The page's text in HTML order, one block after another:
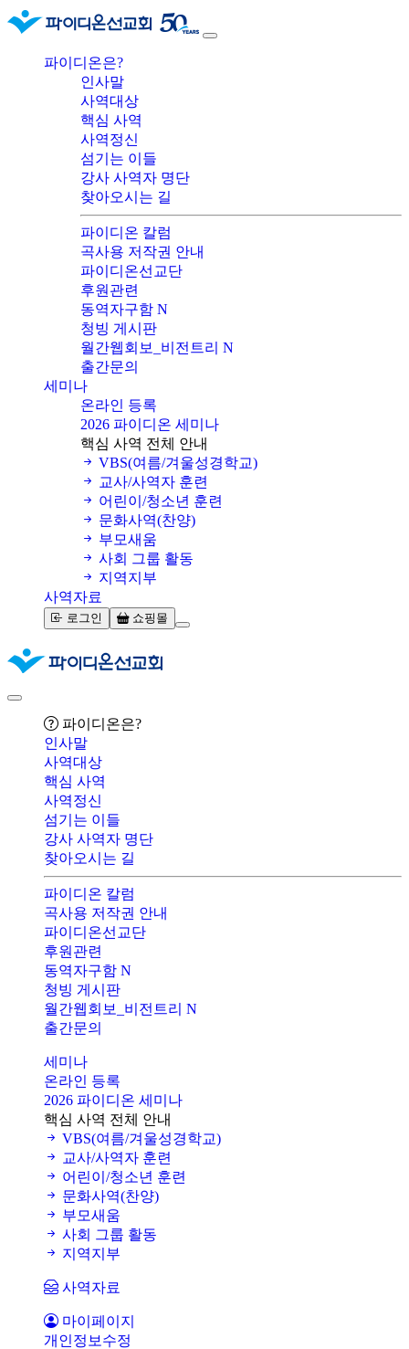
파이디온은?
인사말
사역대상
핵심 사역
사역정신
섬기는 이들
강사 사역자 명단
찾아오시는 길
파이디온 칼럼
곡사용 저작권 안내
파이디온선교단
후원관련
동역자구함 N
청빙 게시판
월간웹회보_비전트리 N
출간문의
세미나
온라인 등록
2026 파이디온 세미나
핵심 사역 전체 안내
VBS(여름/겨울성경학교)
교사/사역자 훈련
어린이/청소년 훈련
문화사역(찬양)
부모새움
사회 그룹 활동
지역지부
사역자료
로그인 쇼핑몰
파이디온은?
인사말
사역대상
핵심 사역
사역정신
섬기는 이들
강사 사역자 명단
찾아오시는 길
파이디온 칼럼
곡사용 저작권 안내
파이디온선교단
후원관련
동역자구함 N
청빙 게시판
월간웹회보_비전트리 N
출간문의
세미나
온라인 등록
2026 파이디온 세미나
핵심 사역 전체 안내
VBS(여름/겨울성경학교)
교사/사역자 훈련
어린이/청소년 훈련
문화사역(찬양)
부모새움
사회 그룹 활동
지역지부
사역자료
마이페이지
개인정보수정